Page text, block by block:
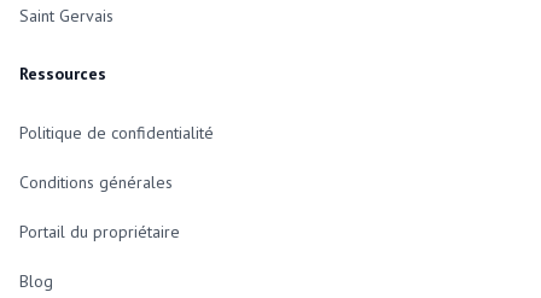
Saint Gervais
Ressources
Politique de confidentialité
Conditions générales
Portail du propriétaire
Blog